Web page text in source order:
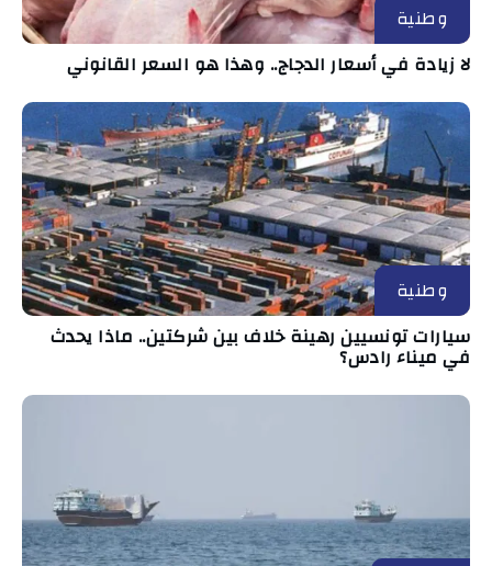
وطنية
لا زيادة في أسعار الدجاج.. وهذا هو السعر القانوني
وطنية
سيارات تونسيين رهينة خلاف بين شركتين.. ماذا يحدث
في ميناء رادس؟